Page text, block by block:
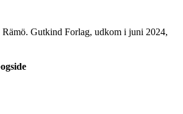
Gutkind Forlag, udkom i juni 2024,